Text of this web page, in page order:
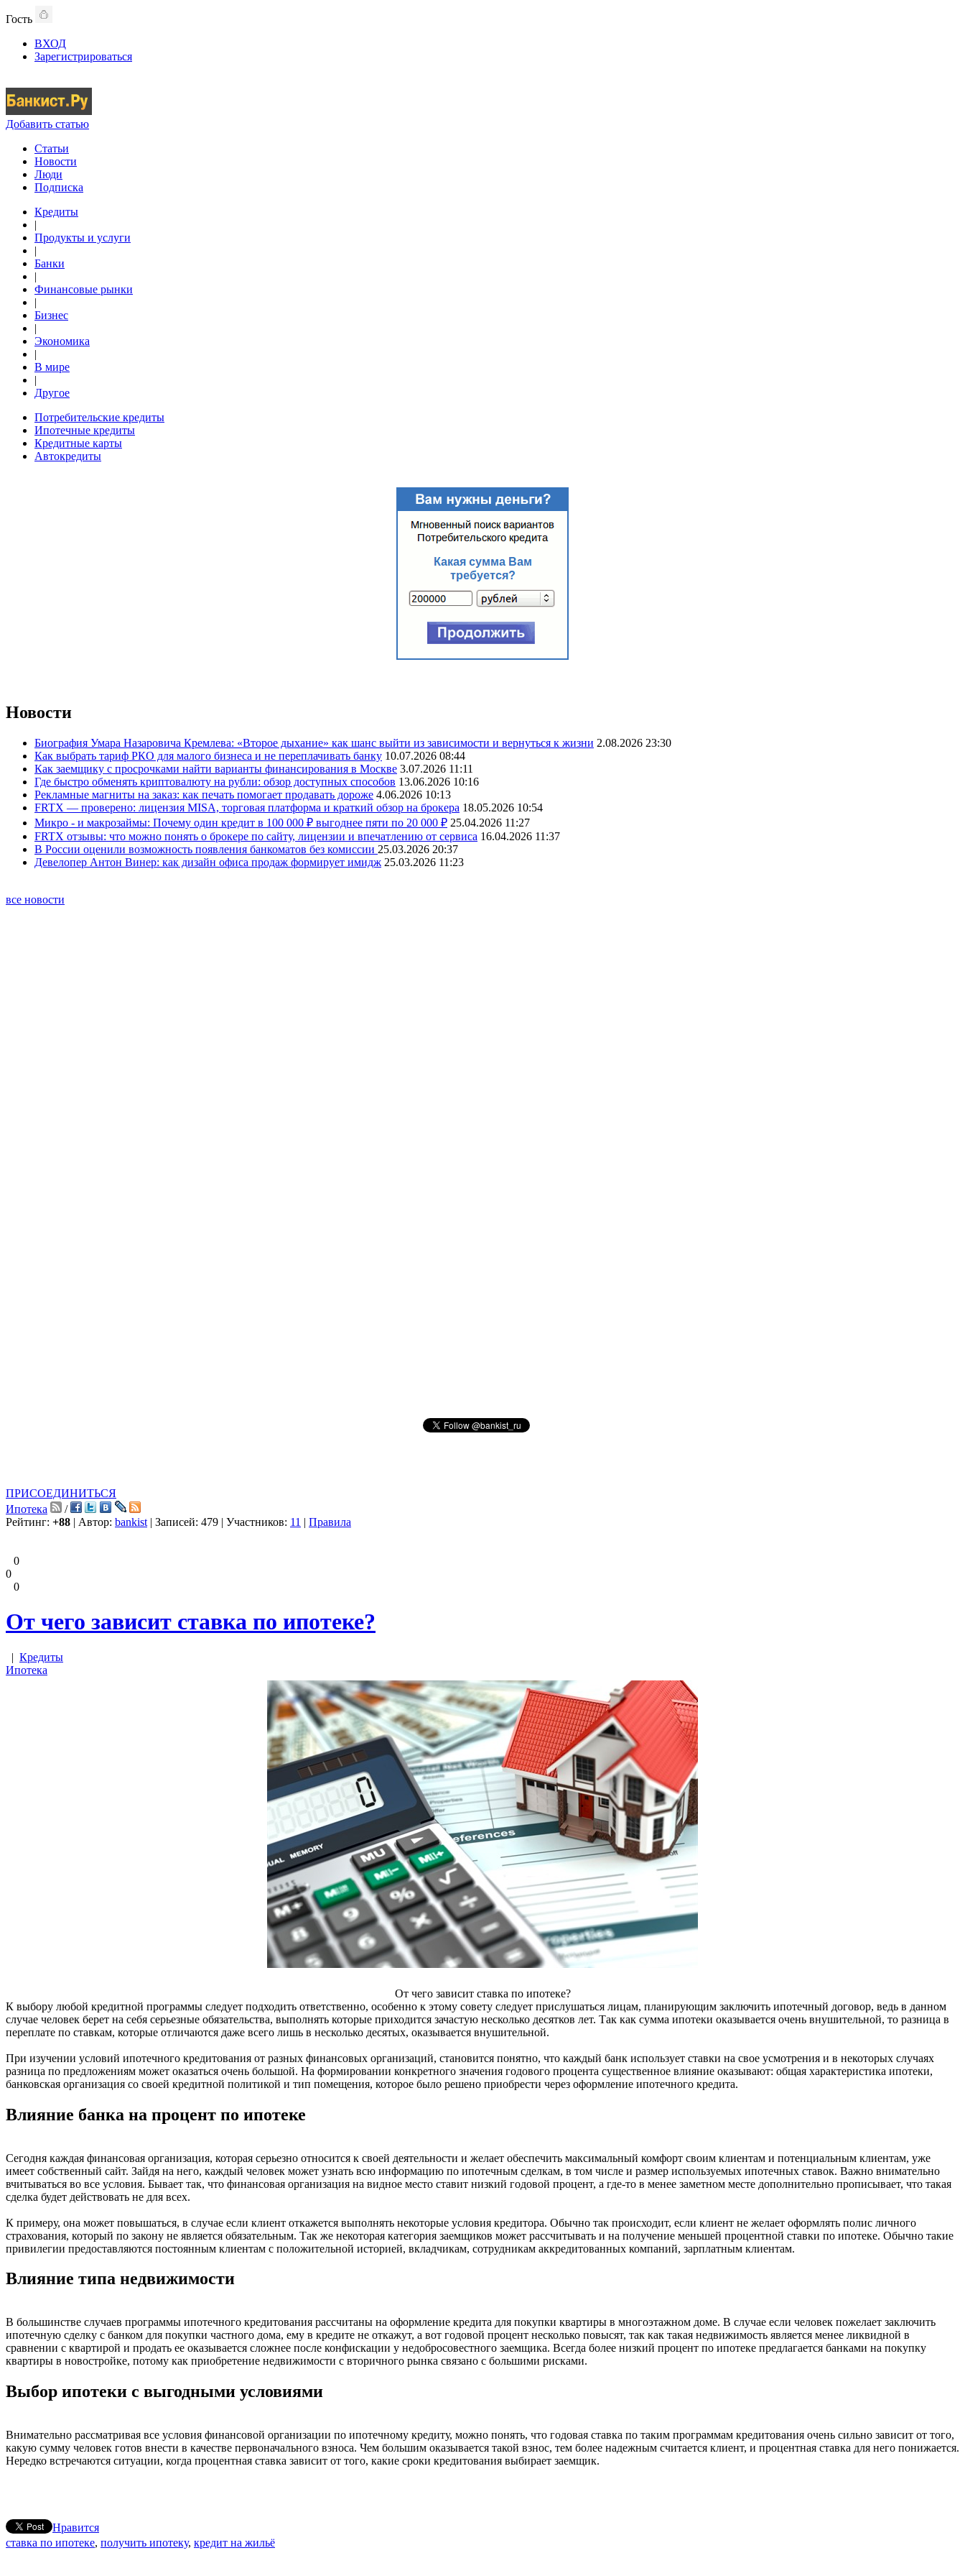
Гость
ВХОД
Зарегистрироваться
Добавить статью
Статьи
Новости
Люди
Подписка
Кредиты
|
Продукты и услуги
|
Банки
|
Финансовые рынки
|
Бизнес
|
Экономика
|
В мире
|
Другое
Потребительские кредиты
Ипотечные кредиты
Кредитные карты
Автокредиты
Новости
Биография Умара Назаровича Кремлева: «Второе дыхание» как шанс выйти из зависимости и вернуться к жизни 2.08.2026 23:30
Как выбрать тариф РКО для малого бизнеса и не переплачивать банку 10.07.2026 08:44
Как заемщику с просрочками найти варианты финансирования в Москве 3.07.2026 11:11
Где быстро обменять криптовалюту на рубли: обзор доступных способов 13.06.2026 10:16
Рекламные магниты на заказ: как печать помогает продавать дороже 4.06.2026 10:13
FRTX — проверено: лицензия MISA, торговая платформа и краткий обзор на брокера 18.05.2026 10:54
Микро - и макрозаймы: Почему один кредит в 100 000 ₽ выгоднее пяти по 20 000 ₽ 25.04.2026 11:27
FRTX отзывы: что можно понять о брокере по сайту, лицензии и впечатлению от сервиса 16.04.2026 11:37
В России оценили возможность появления банкоматов без комиссии 25.03.2026 20:37
Девелопер Антон Винер: как дизайн офиса продаж формирует имидж 25.03.2026 11:23
все новости
ПРИСОЕДИНИТЬСЯ
Ипотека
/
Рейтинг: +88 | Автор: bankist | Записей: 479 | Участников: 11 | Правила
0
0
0
От чего зависит ставка по ипотеке?
| Кредиты
Ипотека
От чего зависит ставка по ипотеке?
К выбору любой кредитной программы следует подходить ответственно, особенно к этому совету следует прислушаться лицам, планирующим заключить ипотечный договор, ведь в данном
случае человек берет на себя серьезные обязательства, выполнять которые приходится зачастую несколько десятков лет. Так как сумма ипотеки оказывается очень внушительной, то разница в
переплате по ставкам, которые отличаются даже всего лишь в несколько десятых, оказывается внушительной.
При изучении условий ипотечного кредитования от разных финансовых организаций, становится понятно, что каждый банк использует ставки на свое усмотрения и в некоторых случаях
разница по предложениям может оказаться очень большой. На формировании конкретного значения годового процента существенное влияние оказывают: общая характеристика ипотеки,
банковская организация со своей кредитной политикой и тип помещения, которое было решено приобрести через оформление ипотечного кредита.
Влияние банка на процент по ипотеке
Сегодня каждая финансовая организация, которая серьезно относится к своей деятельности и желает обеспечить максимальный комфорт своим клиентам и потенциальным клиентам, уже
имеет собственный сайт. Зайдя на него, каждый человек может узнать всю информацию по ипотечным сделкам, в том числе и размер используемых ипотечных ставок. Важно внимательно
вчитываться во все условия. Бывает так, что финансовая организация на видное место ставит низкий годовой процент, а где-то в менее заметном месте дополнительно прописывает, что такая
сделка будет действовать не для всех.
К примеру, она может повышаться, в случае если клиент откажется выполнять некоторые условия кредитора. Обычно так происходит, если клиент не желает оформлять полис личного
страхования, который по закону не является обязательным. Так же некоторая категория заемщиков может рассчитывать и на получение меньшей процентной ставки по ипотеке. Обычно такие
привилегии предоставляются постоянным клиентам с положительной историей, вкладчикам, сотрудникам аккредитованных компаний, зарплатным клиентам.
Влияние типа недвижимости
В большинстве случаев программы ипотечного кредитования рассчитаны на оформление кредита для покупки квартиры в многоэтажном доме. В случае если человек пожелает заключить
ипотечную сделку с банком для покупки частного дома, ему в кредите не откажут, а вот годовой процент несколько повысят, так как такая недвижимость является менее ликвидной в
сравнении с квартирой и продать ее оказывается сложнее после конфискации у недобросовестного заемщика. Всегда более низкий процент по ипотеке предлагается банками на покупку
квартиры в новостройке, потому как приобретение недвижимости с вторичного рынка связано с большими рисками.
Выбор ипотеки с выгодными условиями
Внимательно рассматривая все условия финансовой организации по ипотечному кредиту, можно понять, что годовая ставка по таким программам кредитования очень сильно зависит от того,
какую сумму человек готов внести в качестве первоначального взноса. Чем большим оказывается такой взнос, тем более надежным считается клиент, и процентная ставка для него понижается.
Нередко встречаются ситуации, когда процентная ставка зависит от того, какие сроки кредитования выбирает заемщик.
Нравится
ставка по ипотеке, получить ипотеку, кредит на жильё